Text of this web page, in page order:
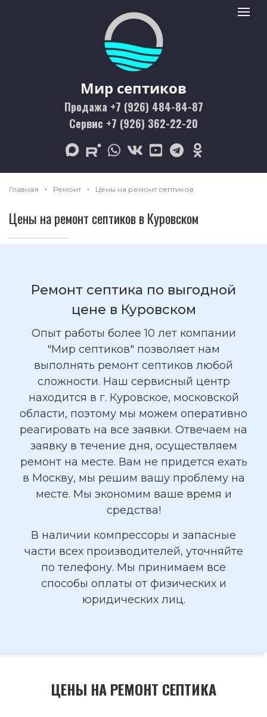
Мир септиков logo
Мир септиков
Продажа +7 (926) 484-84-87
Сервис +7 (926) 362-22-20
max rutubewhatsapp
vk youtubetelegramodnoklassniki
Toggle
Главная Ремонт Цены на ремонт септиков
Цены на ремонт септиков в Куровском
Ремонт септика по выгодной
цене в Куровском
Опыт работы более 10 лет компании
"Мир септиков" позволяет нам
выполнять ремонт септиков любой
сложности. Наш сервисный центр
находится в г. Куровское, московской
области, поэтому мы можем оперативно
реагировать на все заявки. Отвечаем на
заявку в течение дня, осуществляем
ремонт на месте. Вам не придется ехать
в Москву, мы решим вашу проблему на
месте. Мы экономим ваше время и
средства!
В наличии компрессоры и запасные
части всех производителей, уточняйте
по телефону. Мы принимаем все
способы оплаты от физических и
юридических лиц.
ЦЕНЫ НА РЕМОНТ СЕПТИКА